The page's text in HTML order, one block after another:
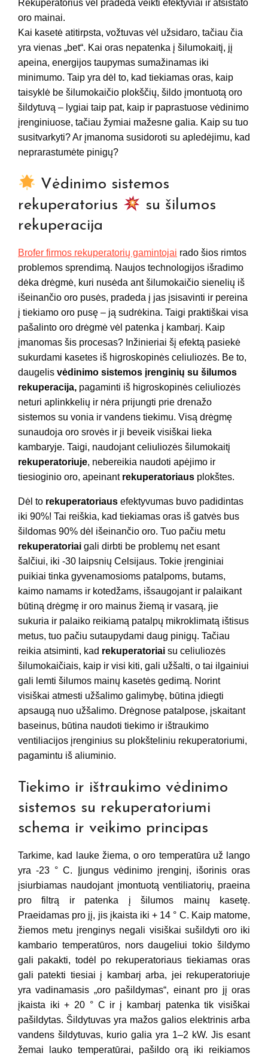
Rekuperatorius vėl pradeda veikti efektyviai ir atsistato
oro mainai.
Kai kasetė atitirpsta, vožtuvas vėl užsidaro, tačiau čia
yra vienas „bet“. Kai oras nepatenka į šilumokaitį, jį
apeina, energijos taupymas sumažinamas iki
minimumo. Taip yra dėl to, kad tiekiamas oras, kaip
taisyklė be šilumokaičio plokščių, šildo įmontuotą oro
šildytuvą – lygiai taip pat, kaip ir paprastuose vėdinimo
įrenginiuose, tačiau žymiai mažesne galia. Kaip su tuo
susitvarkyti? Ar įmanoma susidoroti su apledėjimu, kad
neprarastumėte pinigų?
Vėdinimo sistemos
rekuperatorius
su šilumos
rekuperacija
Brofer firmos rekuperatorių gamintojai rado šios rimtos
problemos sprendimą. Naujos technologijos išradimo
dėka drėgmė, kuri nusėda ant šilumokaičio sienelių iš
išeinančio oro pusės, pradeda į jas įsisavinti ir pereina
į tiekiamo oro pusę – ją sudrėkina. Taigi praktiškai visa
pašalinto oro drėgmė vėl patenka į kambarį. Kaip
įmanomas šis procesas? Inžinieriai šį efektą pasiekė
sukurdami kasetes iš higroskopinės celiuliozės. Be to,
daugelis vėdinimo sistemos įrenginių su šilumos
rekuperacija, pagaminti iš higroskopinės celiuliozės
neturi aplinkkelių ir nėra prijungti prie drenažo
sistemos su vonia ir vandens tiekimu. Visą drėgmę
sunaudoja oro srovės ir ji beveik visiškai lieka
kambaryje. Taigi, naudojant celiuliozės šilumokaitį
rekuperatoriuje, nebereikia naudoti apėjimo ir
tiesioginio oro, apeinant rekuperatoriaus plokštes.
Dėl to rekuperatoriaus efektyvumas buvo padidintas
iki 90%! Tai reiškia, kad tiekiamas oras iš gatvės bus
šildomas 90% dėl išeinančio oro. Tuo pačiu metu
rekuperatoriai gali dirbti be problemų net esant
šalčiui, iki -30 laipsnių Celsijaus. Tokie įrenginiai
puikiai tinka gyvenamosioms patalpoms, butams,
kaimo namams ir kotedžams, išsaugojant ir palaikant
būtiną drėgmę ir oro mainus žiemą ir vasarą, jie
sukuria ir palaiko reikiamą patalpų mikroklimatą ištisus
metus, tuo pačiu sutaupydami daug pinigų. Tačiau
reikia atsiminti, kad rekuperatoriai su celiuliozės
šilumokaičiais, kaip ir visi kiti, gali užšalti, o tai ilgainiui
gali lemti šilumos mainų kasetės gedimą. Norint
visiškai atmesti užšalimo galimybę, būtina įdiegti
apsaugą nuo užšalimo. Drėgnose patalpose, įskaitant
baseinus, būtina naudoti tiekimo ir ištraukimo
ventiliacijos įrenginius su plokšteliniu rekuperatoriumi,
pagamintu iš aliuminio.
Tiekimo ir ištraukimo vėdinimo
sistemos su rekuperatoriumi
schema ir veikimo principas
Tarkime, kad lauke žiema, o oro temperatūra už lango
yra -23 ° C. Įjungus vėdinimo įrenginį, išorinis oras
įsiurbiamas naudojant įmontuotą ventiliatorių, praeina
pro filtrą ir patenka į šilumos mainų kasetę.
Praeidamas pro jį, jis įkaista iki + 14 ° C. Kaip matome,
žiemos metu įrenginys negali visiškai sušildyti oro iki
kambario temperatūros, nors daugeliui tokio šildymo
gali pakakti, todėl po rekuperatoriaus tiekiamas oras
gali patekti tiesiai į kambarį arba, jei rekuperatoriuje
yra vadinamasis „oro pašildymas“, einant pro jį oras
įkaista iki + 20 ° C ir į kambarį patenka tik visiškai
pašildytas. Šildytuvas yra mažos galios elektrinis arba
vandens šildytuvas, kurio galia yra 1–2 kW. Jis esant
žemai lauko temperatūrai, pašildo orą iki reikiamos